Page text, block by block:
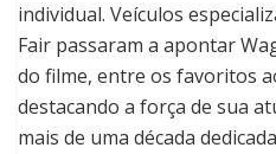
individual. Veículos
Fair passaram a apontar
do filme, entre os favoritos
destacando a força de sua
mais de uma década